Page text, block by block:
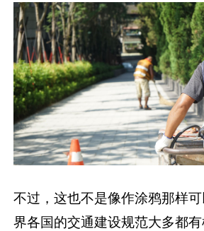
不过，这也不是像作涂鸦那样
界各国的交通建设规范大多都有